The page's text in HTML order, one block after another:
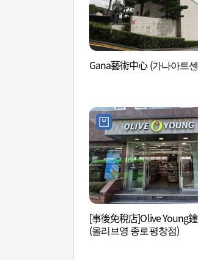
Gana藝術中心 (가나아트
[事後免稅店]Olive Young
(올리브영 종로평창점)